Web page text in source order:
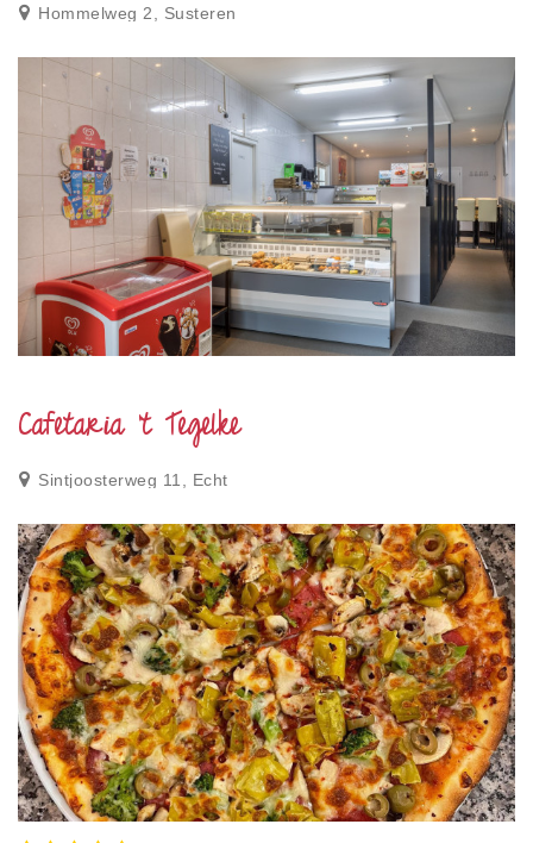
Hommelweg 2, Susteren
Cafetaria 't Tegelke
Sintjoosterweg 11, Echt